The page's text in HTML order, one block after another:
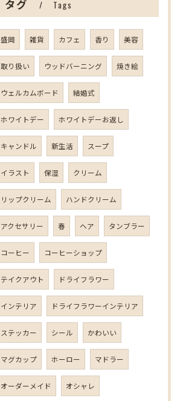
タグ Tags
盛岡 雑貨 カフェ 香り 美容
取り扱い ウッドバーニング 焼き絵
ウェルカムボード 結婚式
ホワイトデー ホワイトデーお返し
キャンドル 新生活 スープ
イラスト 保湿 クリーム
リップクリーム ハンドクリーム
アクセサリー 春 ヘア タンブラー
コーヒー コーヒーショップ
テイクアウト ドライフラワー
インテリア ドライフラワーインテリア
ステッカー シール かわいい
マグカップ ホーロー マドラー
オーダーメイド オシャレ